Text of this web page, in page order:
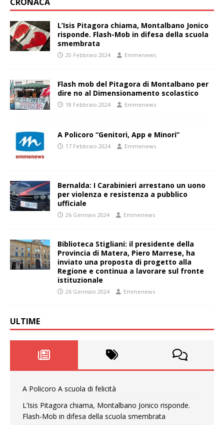
L’Isis Pitagora chiama, Montalbano Jonico
risponde. Flash-Mob in difesa della scuola
smembrata
20 Febbraio 2024 Emmenews
Flash mob del Pitagora di Montalbano per
dire no al Dimensionamento scolastico
18 Febbraio 2024 Emmenews
A Policoro “Genitori, App e Minori”
17 Febbraio 2024 Emmenews
Bernalda: I Carabinieri arrestano un uono
per violenza e resistenza a pubblico
ufficiale
26 Gennaio 2024 Emmenews
Biblioteca Stigliani: il presidente della
Provincia di Matera, Piero Marrese, ha
inviato una proposta di progetto alla
Regione e continua a lavorare sul fronte
istituzionale
26 Gennaio 2024 Emmenews
ULTIME
A Policoro A scuola di felicità
L’Isis Pitagora chiama, Montalbano Jonico risponde.
Flash-Mob in difesa della scuola smembrata